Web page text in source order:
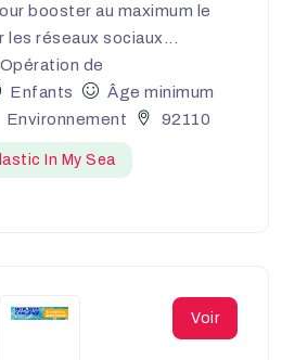
booster au maximum le
les réseaux sociaux...
Opération de
Enfants
Âge minimum
Environnement 92110
In My Sea
Voir